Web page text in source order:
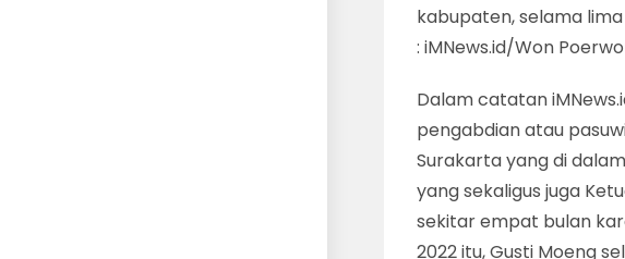
kabupaten, selama
: iMNews.id/Won
Dalam catatan
pengabdian atau
Surakarta yang di
yang sekaligus juga
sekitar empat bulan
2022 itu, Gusti Moeng